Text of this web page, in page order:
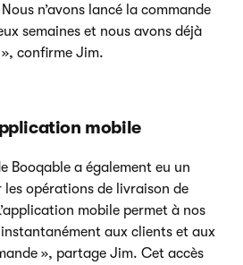
n’avons lancé la commande
semaines et nous avons déjà
confirme Jim.
mobile
Booqable a également eu un
opérations de livraison de
mobile permet à nos
aux clients et aux
», partage Jim. Cet accès